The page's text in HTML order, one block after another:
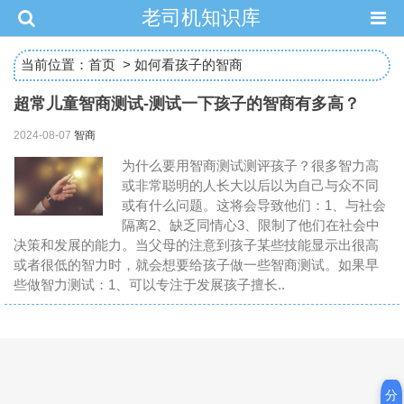
老司机知识库
当前位置： 首页 > 如何看孩子的智商
超常儿童智商测试-测试一下孩子的智商有多高？
2024-08-07 智商
为什么要用智商测试测评孩子？很多智力高
或非常聪明的人长大以后以为自己与众不同
或有什么问题。这将会导致他们：1、与社会
隔离2、缺乏同情心3、限制了他们在社会中
决策和发展的能力。当父母的注意到孩子某些技能显示出很高
或者很低的智力时，就会想要给孩子做一些智商测试。如果早
些做智力测试：1、可以专注于发展孩子擅长..
分